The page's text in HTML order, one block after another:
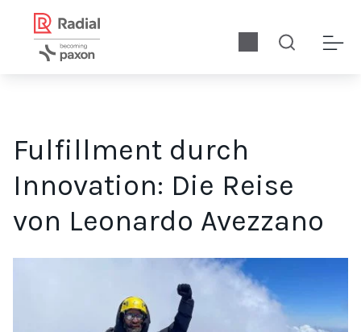
Fulfillment durch
Innovation: Die Reise
von Leonardo Avezzano
Leonardo Avezzano ist Filmemacher, Entdecker, Fotograf